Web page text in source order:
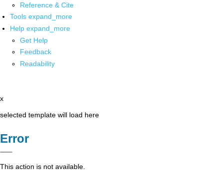
Reference & Cite
Tools expand_more
Help expand_more
Get Help
Feedback
Readability
x
selected template will load here
Error
This action is not available.